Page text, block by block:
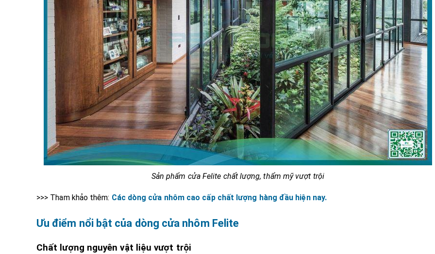
Sản phẩm cửa Felite chất lượng, thẩm mỹ vượt trội
>>> Tham khảo thêm: Các dòng cửa nhôm cao cấp chất lượng hàng đầu hiện nay.
Ưu điểm nổi bật của dòng cửa nhôm Felite
Chất lượng nguyên vật liệu vượt trội